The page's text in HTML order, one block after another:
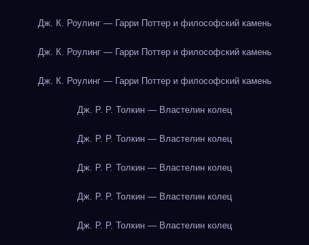
Дж. К. Роулинг — Гарри Поттер и философский камень
Дж. К. Роулинг — Гарри Поттер и философский камень
Дж. К. Роулинг — Гарри Поттер и философский камень
Дж. Р. Р. Толкин — Властелин колец
Дж. Р. Р. Толкин — Властелин колец
Дж. Р. Р. Толкин — Властелин колец
Дж. Р. Р. Толкин — Властелин колец
Дж. Р. Р. Толкин — Властелин колец